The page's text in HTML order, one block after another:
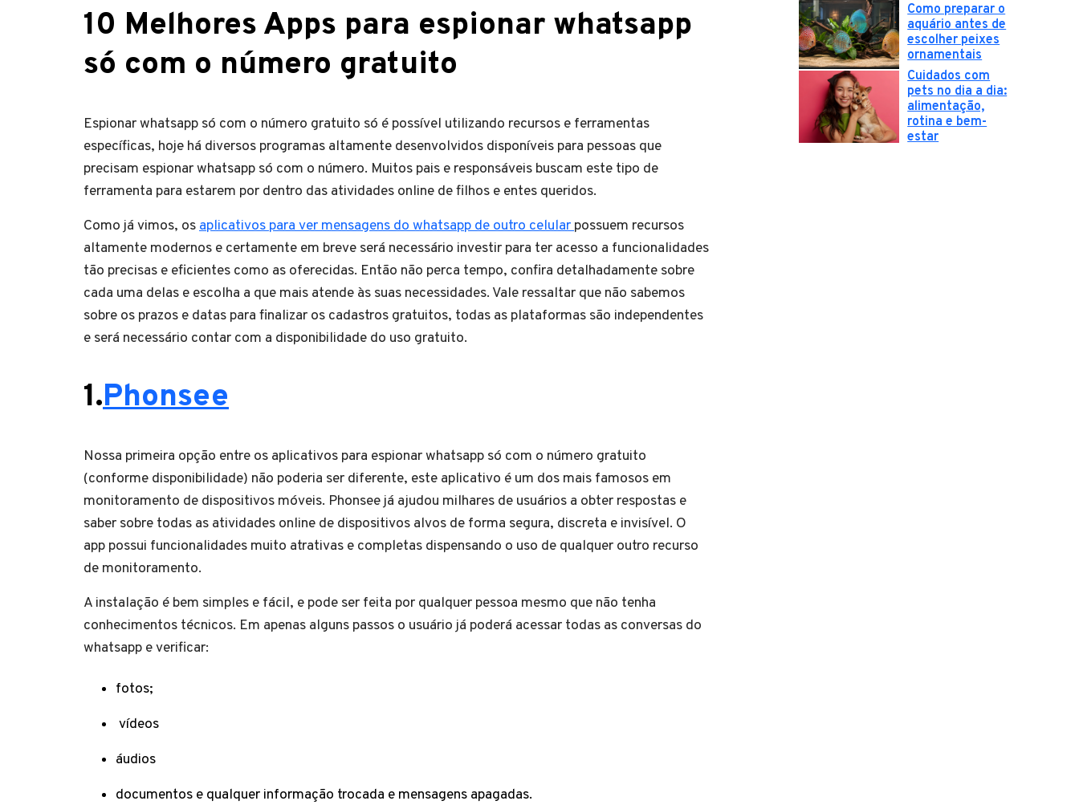
10 Melhores Apps para espionar whatsapp
só com o número gratuito
Espionar whatsapp só com o número gratuito só é possível utilizando recursos e ferramentas
específicas, hoje há diversos programas altamente desenvolvidos disponíveis para pessoas que
precisam espionar whatsapp só com o número. Muitos pais e responsáveis buscam este tipo de
ferramenta para estarem por dentro das atividades online de filhos e entes queridos.
Como já vimos, os aplicativos para ver mensagens do whatsapp de outro celular possuem recursos
altamente modernos e certamente em breve será necessário investir para ter acesso a funcionalidades
tão precisas e eficientes como as oferecidas. Então não perca tempo, confira detalhadamente sobre
cada uma delas e escolha a que mais atende às suas necessidades. Vale ressaltar que não sabemos
sobre os prazos e datas para finalizar os cadastros gratuitos, todas as plataformas são independentes
e será necessário contar com a disponibilidade do uso gratuito.
1.Phonsee
Nossa primeira opção entre os aplicativos para espionar whatsapp só com o número gratuito
(conforme disponibilidade) não poderia ser diferente, este aplicativo é um dos mais famosos em
monitoramento de dispositivos móveis. Phonsee já ajudou milhares de usuários a obter respostas e
saber sobre todas as atividades online de dispositivos alvos de forma segura, discreta e invisível. O
app possui funcionalidades muito atrativas e completas dispensando o uso de qualquer outro recurso
de monitoramento.
A instalação é bem simples e fácil, e pode ser feita por qualquer pessoa mesmo que não tenha
conhecimentos técnicos. Em apenas alguns passos o usuário já poderá acessar todas as conversas do
whatsapp e verificar:
fotos;
vídeos
áudios
documentos e qualquer informação trocada e mensagens apagadas.
Como preparar o
aquário antes de
escolher peixes
ornamentais
Cuidados com
pets no dia a dia:
alimentação,
rotina e bem-
estar